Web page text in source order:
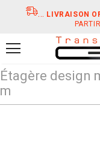
... LIVRAISON
Étagère design
m